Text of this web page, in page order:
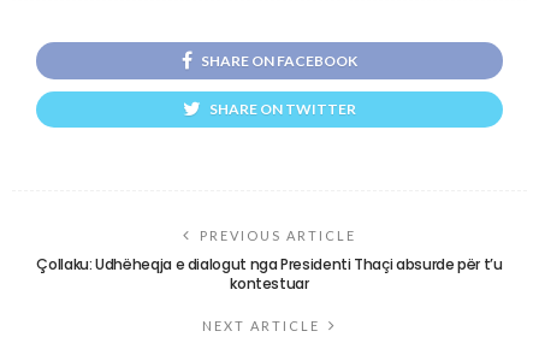
SHARE ON FACEBOOK
SHARE ON TWITTER
PREVIOUS ARTICLE
Çollaku: Udhëheqja e dialogut nga Presidenti Thaçi absurde për t’u
kontestuar
NEXT ARTICLE